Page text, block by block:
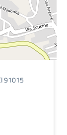
91015